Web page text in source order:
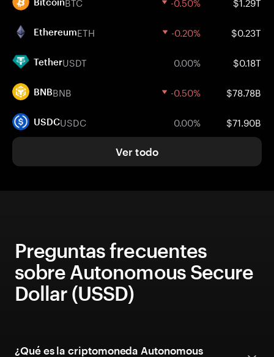
EthereumETH -0.20% $0.23T
TetherUSDT 0.00% $0.18T
BNBBNB -0.50% $78.78B
USDCUSDC 0.00% $71.90B
Ver todo
Preguntas frecuentes
sobre Autonomous Secure
Dollar (USSD)
¿Qué es la criptomoneda Autonomous